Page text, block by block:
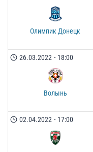
Олимпик Донецк
26.03.2022 - 18:00
Волынь
02.04.2022 - 17:00